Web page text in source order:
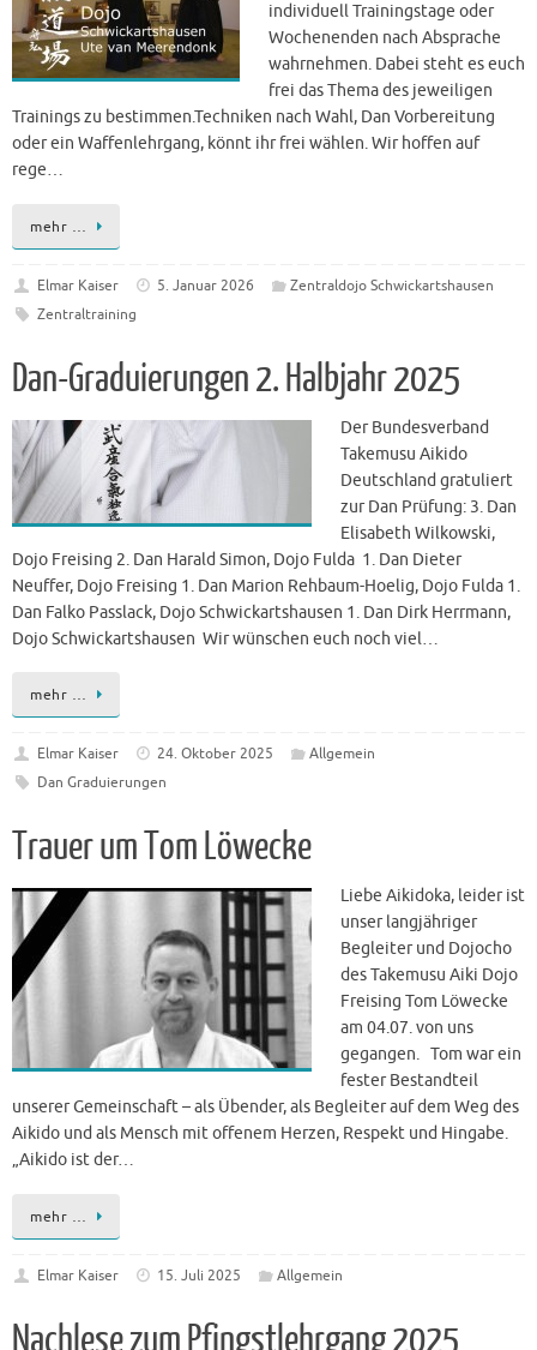
individuell Trainingstage oder
Wochenenden nach Absprache
wahrnehmen. Dabei steht es euch
frei das Thema des jeweiligen
Trainings zu bestimmen.Techniken nach Wahl, Dan Vorbereitung
oder ein Waffenlehrgang, könnt ihr frei wählen. Wir hoffen auf
rege…
mehr …
Elmar Kaiser 5. Januar 2026
Zentraldojo Schwickartshausen
Zentraltraining
Dan-Graduierungen 2. Halbjahr 2025
Der Bundesverband
Takemusu Aikido
Deutschland gratuliert
zur Dan Prüfung: 3. Dan
Elisabeth Wilkowski,
Dojo Freising 2. Dan Harald Simon, Dojo Fulda 1. Dan Dieter
Neuffer, Dojo Freising 1. Dan Marion Rehbaum-Hoelig, Dojo Fulda 1.
Dan Falko Passlack, Dojo Schwickartshausen 1. Dan Dirk Herrmann,
Dojo Schwickartshausen Wir wünschen euch noch viel…
mehr …
Elmar Kaiser 24. Oktober 2025
Allgemein
Dan Graduierungen
Trauer um Tom Löwecke
Liebe Aikidoka, leider ist
unser langjähriger
Begleiter und Dojocho
des Takemusu Aiki Dojo
Freising Tom Löwecke
am 04.07. von uns
gegangen. Tom war ein
fester Bestandteil
unserer Gemeinschaft – als Übender, als Begleiter auf dem Weg des
Aikido und als Mensch mit offenem Herzen, Respekt und Hingabe.
„Aikido ist der…
mehr …
Elmar Kaiser 15. Juli 2025 Allgemein
Nachlese zum Pfingstlehrgang 2025